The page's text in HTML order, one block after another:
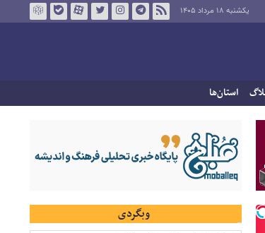
یکشنبه ۱۸ مرداد ۱۴۰۵
استان‌ها
وبگردی